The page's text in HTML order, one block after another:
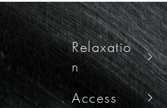
Relaxatio
n
Access